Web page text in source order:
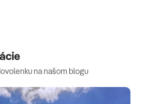
na našom blogu